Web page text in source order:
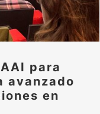
para
avanzado
en